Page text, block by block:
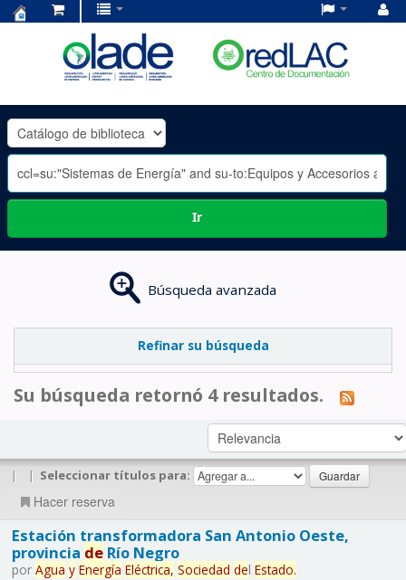
OLADE
-
Ir
Búsqueda avanzada
Refinar su búsqueda
Su búsqueda retornó 4 resultados.
| | Seleccionar títulos para:
Hacer reserva
Estación transformadora San Antonio Oeste,
provincia deRío Negro
por Agua y Energía Eléctrica, Sociedad del Estado.